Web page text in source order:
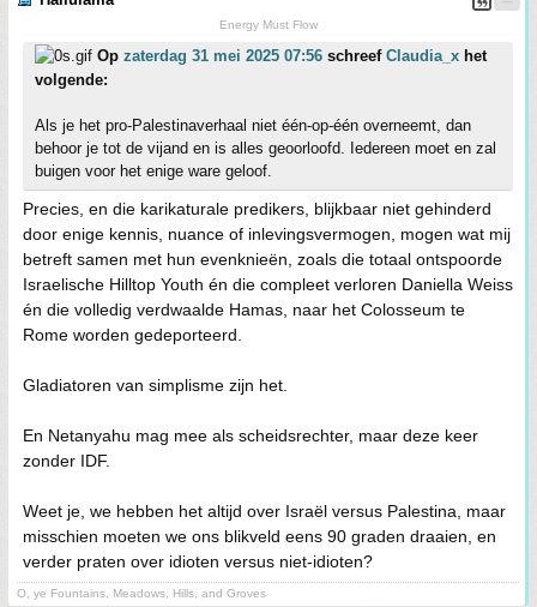
Energy Must Flow
Op zaterdag 31 mei 2025 07:56 schreef Claudia_x het
volgende:
Als je het pro-Palestinaverhaal niet één-op-één overneemt, dan
behoor je tot de vijand en is alles geoorloofd. Iedereen moet en zal
buigen voor het enige ware geloof.
Precies, en die karikaturale predikers, blijkbaar niet gehinderd
door enige kennis, nuance of inlevingsvermogen, mogen wat mij
betreft samen met hun evenknieën, zoals die totaal ontspoorde
Israelische Hilltop Youth én die compleet verloren Daniella Weiss
én die volledig verdwaalde Hamas, naar het Colosseum te
Rome worden gedeporteerd.
Gladiatoren van simplisme zijn het.
En Netanyahu mag mee als scheidsrechter, maar deze keer
zonder IDF.
Weet je, we hebben het altijd over Israël versus Palestina, maar
misschien moeten we ons blikveld eens 90 graden draaien, en
verder praten over idioten versus niet-idioten?
O, ye Fountains, Meadows, Hills, and Groves